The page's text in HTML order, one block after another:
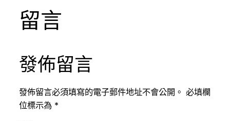
留言
發佈留言
發佈留言必須填寫的電子郵件地址不會公開。 必填欄
位標示為 *